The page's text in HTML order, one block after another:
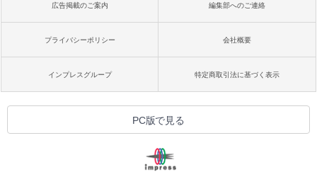
広告掲載のご案内 編集部へのご連絡
プライバシーポリシー 会社概要
インプレスグループ 特定商取引法に基づく表示
PC版で見る